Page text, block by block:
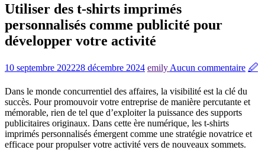
Utiliser des t-shirts imprimés
personnalisés comme publicité pour
développer votre activité
10 septembre 202228 décembre 2024 emily Aucun commentaire 🖉
Dans le monde concurrentiel des affaires, la visibilité est la clé du
succès. Pour promouvoir votre entreprise de manière percutante et
mémorable, rien de tel que d’exploiter la puissance des supports
publicitaires originaux. Dans cette ère numérique, les t-shirts
imprimés personnalisés émergent comme une stratégie novatrice et
efficace pour propulser votre activité vers de nouveaux sommets.